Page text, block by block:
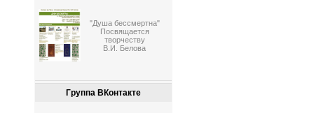
"Душа бессмертна"
Посвящается
творчеству
В.И. Белова
Группа ВКонтакте